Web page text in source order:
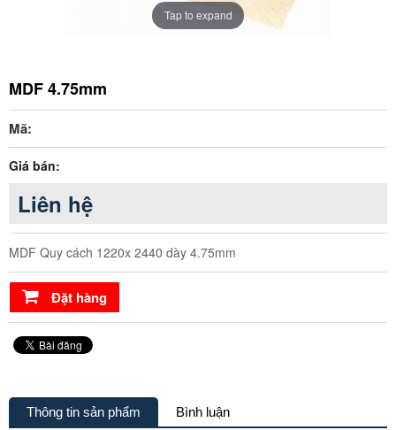
Tap to expand
MDF 4.75mm
Mã:
Giá bán:
Liên hệ
MDF Quy cách 1220x 2440 dày 4.75mm
Đặt hàng
Thông tin sản phẩm Bình luận